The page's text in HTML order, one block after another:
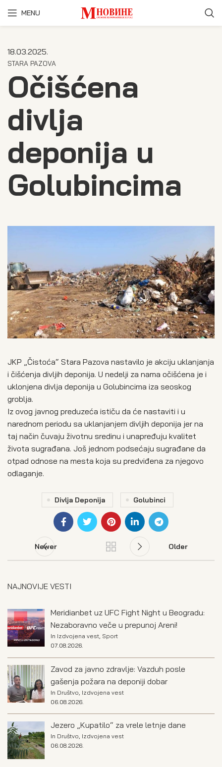
MENU
18.03.2025.
STARA PAZOVA
Očišćena
divlja
deponija u
Golubincima
JKP „Čistoća“ Stara Pazova nastavilo je akciju uklanjanja
i čišćenja divljih deponija. U nedelji za nama očišćena je i
uklonjena divlja deponija u Golubincima iza seoskog
groblja.
Iz ovog javnog preduzeća ističu da će nastaviti i u
narednom periodu sa uklanjanjem divljih deponija jer na
taj način čuvaju životnu sredinu i unapređuju kvalitet
života sugrađana. Još jednom podsećaju sugrađane da
otpad odnose na mesta koja su predviđena za njegovo
odlaganje.
Divlja Deponija Golubinci
Newer Older
NAJNOVIJE VESTI
Meridianbet uz UFC Fight Night u Beogradu:
Nezaboravno veče u prepunoj Areni!
In Izdvojena vest Sport
07.08.2026.
Zavod za javno zdravlje: Vazduh posle
gašenja požara na deponiji dobar
In Društvo Izdvojena vest
06.08.2026.
Jezero „Kupatilo“ za vrele letnje dane
In Društvo, Izdvojena vest
06.08.2026.